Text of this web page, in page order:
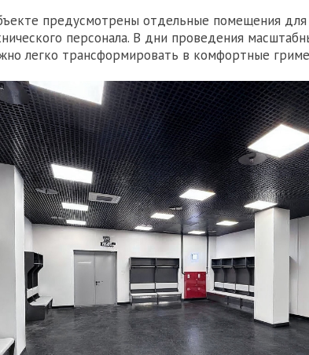
предусмотрены отдельные помещения для
персонала. В дни проведения
легко трансформировать в комфортные